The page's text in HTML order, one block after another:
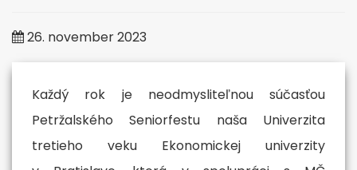
26. november 2023
Každý rok je neodmysliteľnou súčasťou
Petržalského Seniorfestu naša Univerzita
tretieho veku Ekonomickej univerzity